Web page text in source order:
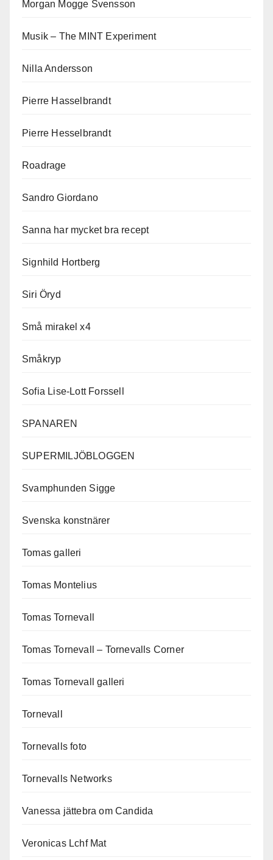
Morgan Mogge Svensson
Musik – The MINT Experiment
Nilla Andersson
Pierre Hasselbrandt
Pierre Hesselbrandt
Roadrage
Sandro Giordano
Sanna har mycket bra recept
Signhild Hortberg
Siri Öryd
Små mirakel x4
Småkryp
Sofia Lise-Lott Forssell
SPANAREN
SUPERMILJÖBLOGGEN
Svamphunden Sigge
Svenska konstnärer
Tomas galleri
Tomas Montelius
Tomas Tornevall
Tomas Tornevall – Tornevalls Corner
Tomas Tornevall galleri
Tornevall
Tornevalls foto
Tornevalls Networks
Vanessa jättebra om Candida
Veronicas Lchf Mat